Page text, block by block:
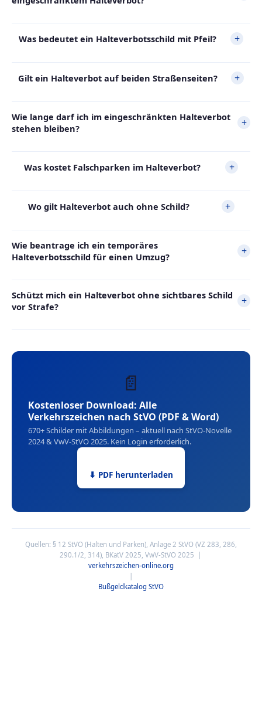
Was bedeutet ein Halteverbotsschild mit Pfeil? +
Gilt ein Halteverbot auf beiden Straßenseiten? +
Wie lange darf ich im eingeschränkten Halteverbot
stehen bleiben?
+
Was kostet Falschparken im Halteverbot? +
Wo gilt Halteverbot auch ohne Schild? +
Wie beantrage ich ein temporäres
Halteverbotsschild für einen Umzug?
+
Schützt mich ein Halteverbot ohne sichtbares Schild
vor Strafe?
+
📄
Kostenloser Download: Alle
Verkehrszeichen nach StVO (PDF & Word)
670+ Schilder mit Abbildungen – aktuell nach StVO-Novelle
2024 & VwV-StVO 2025. Kein Login erforderlich.
⬇ PDF herunterladen
Quellen: § 12 StVO (Halten und Parken), Anlage 2 StVO (VZ 283, 286,
290.1/2, 314), BKatV 2025, VwV-StVO 2025 |
verkehrszeichen-online.org
Bußgeldkatalog StVO